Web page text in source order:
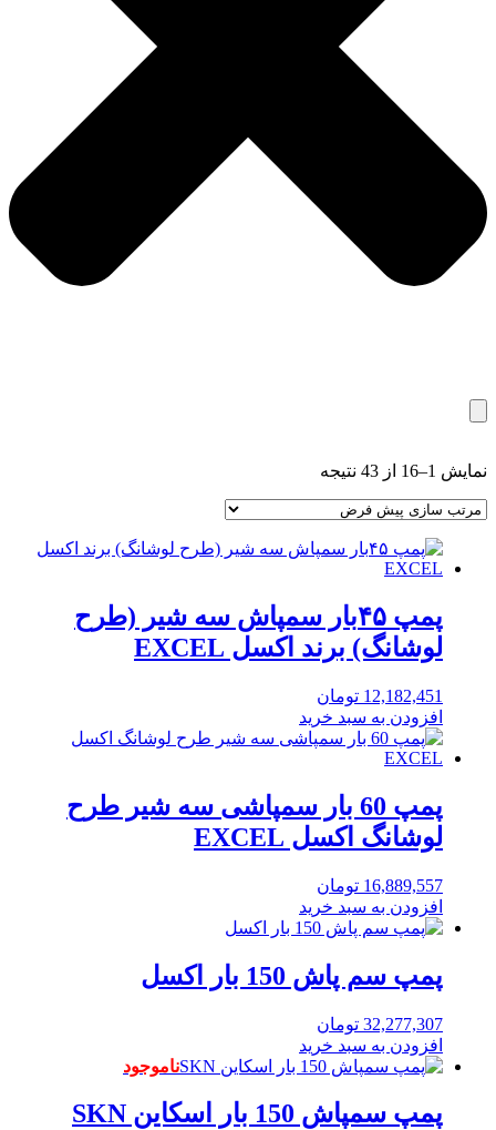
نمایش 1–16 از 43 نتیجه
پمپ ۴۵بار سمپاش سه شیر (طرح
لوشانگ) برند اکسل EXCEL
12,182,451 تومان
افزودن به سبد خرید
پمپ 60 بار سمپاشی سه شیر طرح
لوشانگ اکسل EXCEL
16,889,557 تومان
افزودن به سبد خرید
پمپ سم پاش 150 بار اکسل
32,277,307 تومان
افزودن به سبد خرید
ناموجود
پمپ سمپاش 150 بار اسکاین SKN